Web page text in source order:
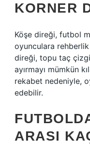
KORNER
Köşe direği, futbol
oyunculara
direği, topu taç
ayırmayı mümkün
rekabet nedeniyle,
edebilir.
ARASI